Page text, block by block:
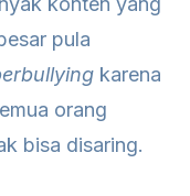
pula
karena
orang
bisa disaring.